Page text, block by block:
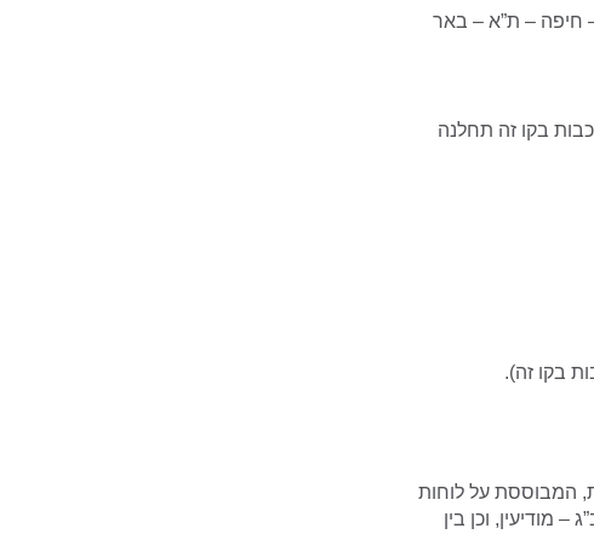
– חיפה – ת”א – באר
בקו זה תחלנה
בקו זה).
במתכונת מתוגברת, המבוססת על לוחות
מודיעין, וכן בין